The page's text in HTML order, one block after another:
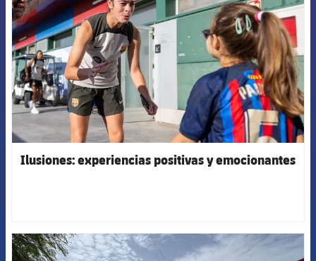
Ilusiones: experiencias positivas y emocionantes
FCB Barcelona badge